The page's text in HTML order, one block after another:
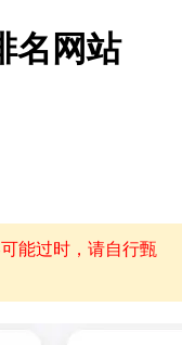
名网站
可能过时，请自行甄